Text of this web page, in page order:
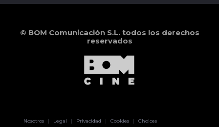
© BOM Comunicación S.L. todos los derechos
reservados
Nosotros | Legal | Privacidad | Cookies | Choices